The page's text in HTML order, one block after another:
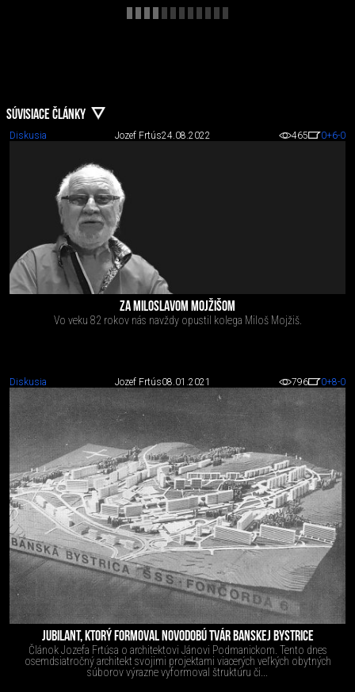
SÚVISIACE ČLÁNKY
Diskusia Jozef Frtús24.08.2022 465 0+6-0
ZA MILOSLAVOM MOJŽIŠOM
Vo veku 82 rokov nás navždy opustil kolega Miloš Mojžiš.
Diskusia Jozef Frtús08.01.2021 796 0+8-0
JUBILANT, KTORÝ FORMOVAL NOVODOBÚ TVÁR BANSKEJ BYSTRICE
Článok Jozefa Frtúsa o architektovi Jánovi Podmanickom. Tento dnes
osemdsiatročný architekt svojimi projektami viacerých veľkých obytných
súborov výrazne vyformoval štruktúru či...